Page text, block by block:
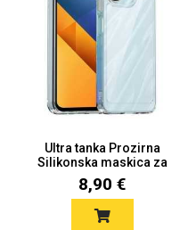
Ultra tanka Prozirna
Silikonska maskica za
Red...
8,90 €
Svemirska kolekcija
Love motivi